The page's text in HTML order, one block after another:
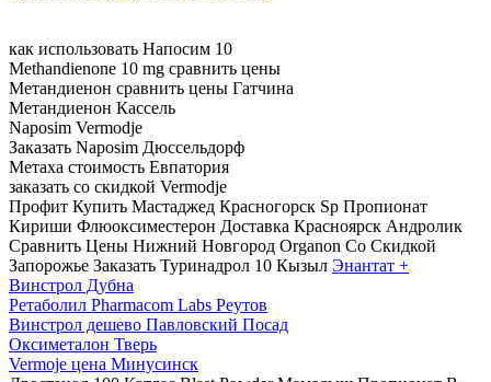
как использовать Напосим 10
Methandienone 10 mg сравнить цены
Метандиенон сравнить цены Гатчина
Метандиенон Кассель
Naposim Vermodje
Заказать Naposim Дюссельдорф
Метаха стоимость Евпатория
заказать со скидкой Vermodje
Профит Купить Мастаджед Красногорск Sp Пропионат
Кириши Флюоксиместерон Доставка Красноярск Андролик
Сравнить Цены Нижний Новгород Organon Со Скидкой
Запорожье Заказать Туринадрол 10 Кызыл Энантат +
Винстрол Дубна
Ретаболил Pharmacom Labs Реутов
Винстрол дешево Павловский Посад
Оксиметалон Тверь
Vermoje цена Минусинск